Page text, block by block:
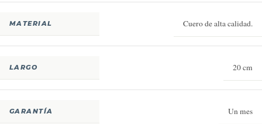
MATERIAL Cuero de alta calidad.
LARGO 20 cm
GARANTÍA Un mes